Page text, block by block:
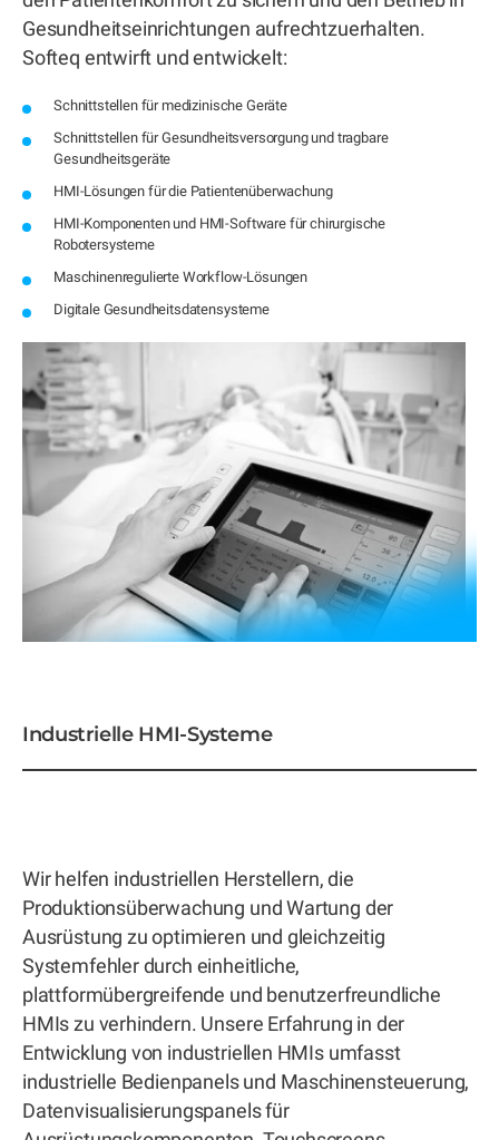
Gesundheitseinrichtungen aufrechtzuerhalten.
Softeq entwirft und entwickelt:
Schnittstellen für medizinische Geräte
Schnittstellen für Gesundheitsversorgung und tragbare
Gesundheitsgeräte
HMI-Lösungen für die Patientenüberwachung
HMI-Komponenten und HMI-Software für chirurgische
Robotersysteme
Maschinenregulierte Workflow-Lösungen
Digitale Gesundheitsdatensysteme
Industrielle HMI-Systeme
Wir helfen industriellen Herstellern, die
Produktionsüberwachung und Wartung der
Ausrüstung zu optimieren und gleichzeitig
Systemfehler durch einheitliche,
plattformübergreifende und benutzerfreundliche
HMIs zu verhindern. Unsere Erfahrung in der
Entwicklung von industriellen HMIs umfasst
industrielle Bedienpanels und Maschinensteuerung,
Datenvisualisierungspanels für